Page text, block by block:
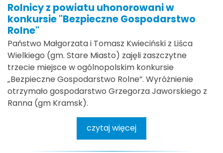
Rolnicy z powiatu uhonorowani w
konkursie "Bezpieczne Gospodarstwo
Rolne"
Państwo Małgorzata i Tomasz Kwieciński z Liśca
Wielkiego (gm. Stare Miasto) zajęli zaszczytne
trzecie miejsce w ogólnopolskim konkursie
„Bezpieczne Gospodarstwo Rolne”. Wyróżnienie
otrzymało gospodarstwo Grzegorza Jaworskiego z
Ranna (gm Kramsk).
czytaj więcej